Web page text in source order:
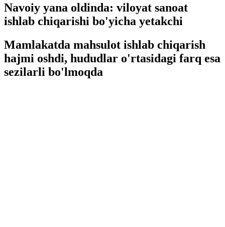
Navoiy yana oldinda: viloyat sanoat
ishlab chiqarishi bo'yicha yetakchi
Mamlakatda mahsulot ishlab chiqarish
hajmi oshdi, hududlar o'rtasidagi farq esa
sezilarli bo'lmoqda